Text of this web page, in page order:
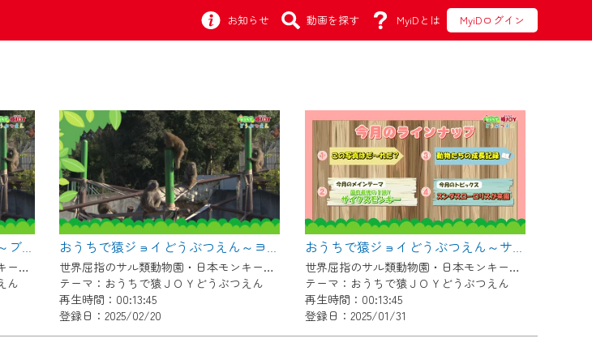
お知らせ 動画を探す MyiDとは MyiDログイン
おうちで猿ジョイどうぶつえん～ブラッザグエノン～（2025年2月16日初回放送）
世界屈指のサル類動物園・日本モンキーセンター協力の親子で学べる動物番組。
ん
おうちで猿ジョイどうぶつえん～ヨザルってどんなサル？～（2025年1月16日初回放送）
世界屈指のサル類動物園・日本モンキーセンター協力の親子で学べる動物番組。
テーマ：おうちで猿ＪＯＹどうぶつえん
再生時間：00:13:45
登録日：2025/02/20
おうちで猿ジョイどうぶつえん～サイクスモンキー～（2024年12月16日初回放送）
世界屈指のサル類動物園・日本モンキーセンター協力の親子で学べる動物番組。
テーマ：おうちで猿ＪＯＹどうぶつえん
再生時間：00:13:45
登録日：2025/01/31
知らせ
らリニューアルします！
ツが一目瞭然。
・外出先でも！
いただけます！